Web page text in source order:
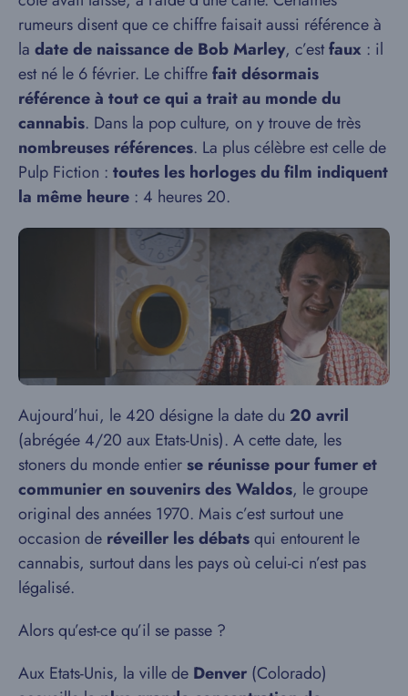
rumeurs disent que ce chiffre faisait aussi référence à
la date de naissance de Bob Marley, c’estfaux : il
est né le 6 février. Le chiffrefait désormais
référence à tout ce qui a trait au monde du
cannabis. Dans la pop culture, on y trouve de très
nombreuses références. La plus célèbre est celle de
Pulp Fiction : toutes les horloges du film indiquent
la même heure : 4 heures 20.
Aujourd’hui, le 420 désigne la date du 20 avril
(abrégée 4/20 aux Etats-Unis). A cette date, les
stoners du monde entierse réunisse pour fumer et
communier en souvenirs des Waldos, le groupe
original des années 1970. Mais c’est surtout une
occasion de réveiller les débatsqui entourent le
cannabis, surtout dans les pays où celui-ci n’est pas
légalisé.
Alors qu’est-ce qu’il se passe ?
Aux Etats-Unis, la ville de Denver (Colorado)